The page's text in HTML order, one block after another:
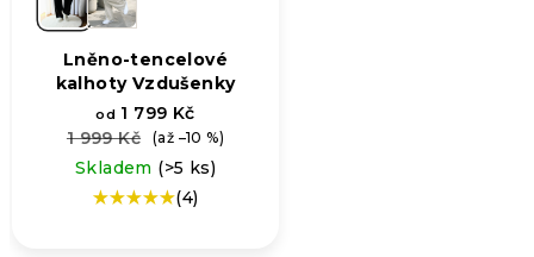
Lněno-tencelové
kalhoty Vzdušenky
od 1 799 Kč
1 999 Kč
(až –10 %)
Skladem (>5 ks)
Průměrné(4)